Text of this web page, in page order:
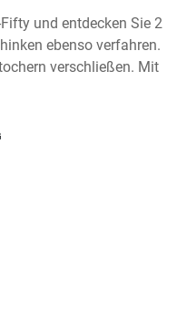
und entdecken Sie 2
ebenso verfahren.
verschließen. Mit